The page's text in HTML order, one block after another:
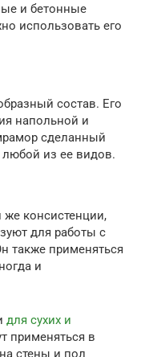
и бетонные
использовать его
состав. Его
напольной и
сделанный
из ее видов.
консистенции,
для работы с
также применяться
и
для сухих и
применяться в
стены и пол